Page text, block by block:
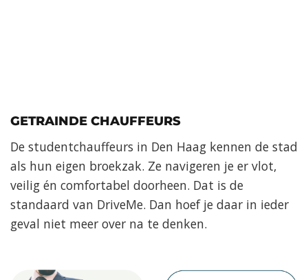
GETRAINDE CHAUFFEURS
De studentchauffeurs in Den Haag kennen de stad
als hun eigen broekzak. Ze navigeren je er vlot,
veilig én comfortabel doorheen. Dat is de
standaard van DriveMe. Dan hoef je daar in ieder
geval niet meer over na te denken.